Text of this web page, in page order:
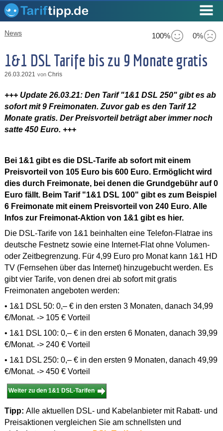
100% 0%
News
1&1 DSL Tarife bis zu 9 Monate gratis
26.03.2021 von Chris
+++ Update 26.03.21: Den Tarif "1&1 DSL 250" gibt es ab
sofort mit 9 Freimonaten. Zuvor gab es den Tarif 12
Monate gratis. Der Preisvorteil beträgt aber immer noch
satte 450 Euro. +++
Bei 1&1 gibt es die DSL-Tarife ab sofort mit einem
Preisvorteil von 105 Euro bis 600 Euro. Ermöglicht wird
dies durch Freimonate, bei denen die Grundgebühr auf 0
Euro fällt. Beim Tarif "1&1 DSL 100" gibt es zum Beispiel
6 Freimonate mit einem Preisvorteil von 240 Euro. Alle
Infos zur Freimonat-Aktion von 1&1 gibt es hier.
Die DSL-Tarife von 1&1 beinhalten eine Telefon-Flatrae ins
deutsche Festnetz sowie eine Internet-Flat ohne Volumen-
oder Zeitbegrenzung. Für 4,99 Euro pro Monat kann 1&1 HD
TV (Fernsehen über das Internet) hinzugebucht werden. Es
gibt vier Tarife, von denen drei ab sofort mit gratis
Freimonaten angeboten werden:
• 1&1 DSL 50: 0,– € in den ersten 3 Monaten, danach 34,99
€/Monat. -> 105 € Vorteil
• 1&1 DSL 100: 0,– € in den ersten 6 Monaten, danach 39,99
€/Monat. -> 240 € Vorteil
• 1&1 DSL 250: 0,– € in den ersten 9 Monaten, danach 49,99
€/Monat. -> 450 € Vorteil
Weiter zu den 1&1 DSL-Tarifen
Tipp: Alle aktuellen DSL- und Kabelanbieter mit Rabatt- und
Preisaktionen vergleichen Sie am schnellsten und